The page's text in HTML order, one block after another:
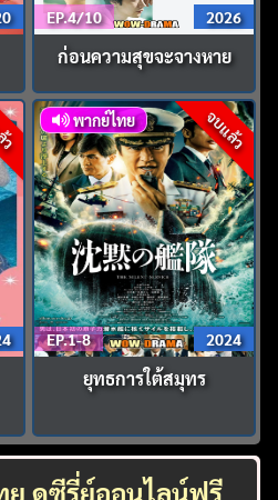
EP.4/10 2026
ก่อนความสุขจะจางหาย
ว จบแล้ว
พากย์ไทย
EP.1-8 2024
ยุทธการใต้สมุทร
ดูซีรี่ย์ออนไลน์ฟรี